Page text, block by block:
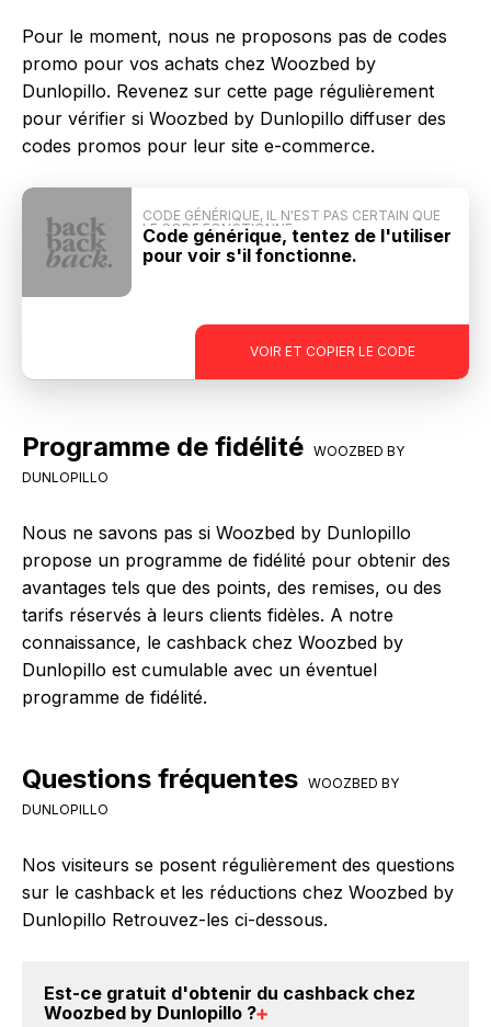
Pour le moment, nous ne proposons pas de codes
promo pour vos achats chez Woozbed by
Dunlopillo. Revenez sur cette page régulièrement
pour vérifier si Woozbed by Dunlopillo diffuser des
codes promos pour leur site e-commerce.
VOIR ET COPIER LE CODE
CODE GÉNÉRIQUE, IL N'EST PAS CERTAIN QUE
LE CODE FONCTIONNE
Code générique, tentez de l'utiliser
pour voir s'il fonctionne.
Programme de fidélité WOOZBED BY
DUNLOPILLO
Nous ne savons pas si Woozbed by Dunlopillo
propose un programme de fidélité pour obtenir des
avantages tels que des points, des remises, ou des
tarifs réservés à leurs clients fidèles. A notre
connaissance, le cashback chez Woozbed by
Dunlopillo est cumulable avec un éventuel
programme de fidélité.
Questions fréquentes WOOZBED BY
DUNLOPILLO
Nos visiteurs se posent régulièrement des questions
sur le cashback et les réductions chez Woozbed by
Dunlopillo Retrouvez-les ci-dessous.
Est-ce gratuit d'obtenir du cashback chez
Woozbed by Dunlopillo ?